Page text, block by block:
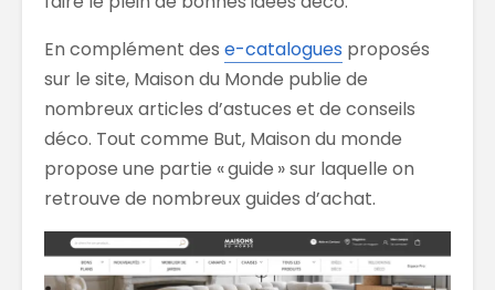
En complément des e-catalogues proposés
sur le site, Maison du Monde publie de
nombreux articles d’astuces et de conseils
déco. Tout comme But, Maison du monde
propose une partie « guide » sur laquelle on
retrouve de nombreux guides d’achat.